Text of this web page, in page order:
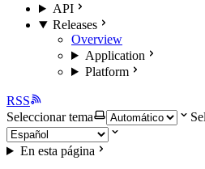
API
Releases
Overview
Application
Platform
RSS
Seleccionar tema
En esta página